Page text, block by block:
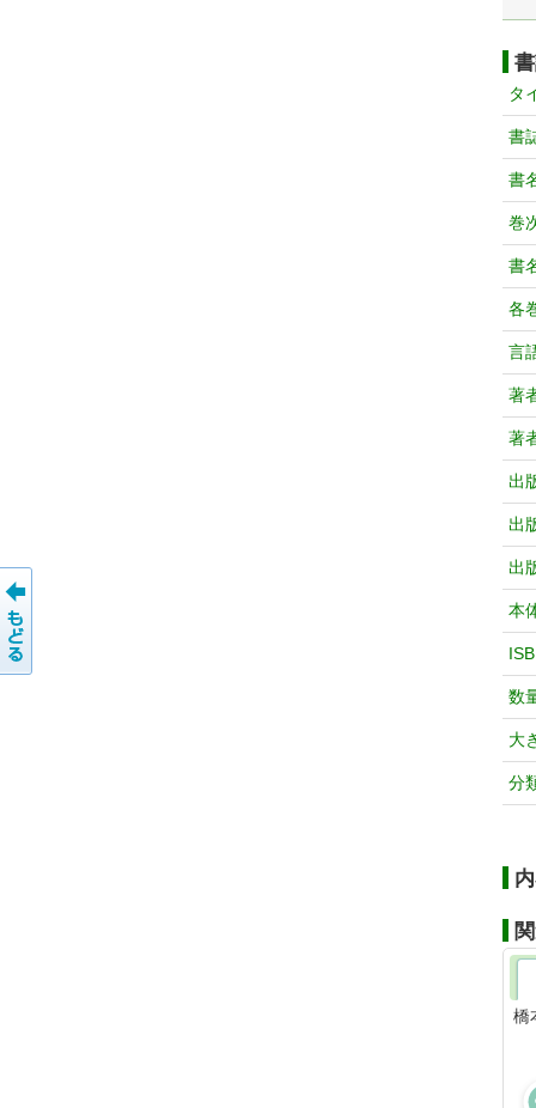
タ
書
書
巻
書
各
言
著
著
出
出
出
本
数
大
分
橋